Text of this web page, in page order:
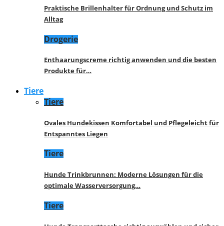
Praktische Brillenhalter für Ordnung und Schutz im
Alltag
Drogerie
Enthaarungscreme richtig anwenden und die besten
Produkte für…
Tiere
Tiere
Ovales Hundekissen Komfortabel und Pflegeleicht für
Entspanntes Liegen
Tiere
Hunde Trinkbrunnen: Moderne Lösungen für die
optimale Wasserversorgung…
Tiere